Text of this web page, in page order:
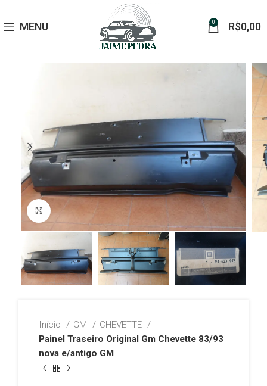
MENU 0 R$0,00
Click to enlarge
Início GM
CHEVETTE
Painel Traseiro Original Gm Chevette 83/93
nova e/antigo GM